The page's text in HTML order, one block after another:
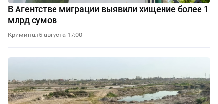
В Агентстве миграции выявили хищение более 1
млрд сумов
Криминал5 августа 17:00